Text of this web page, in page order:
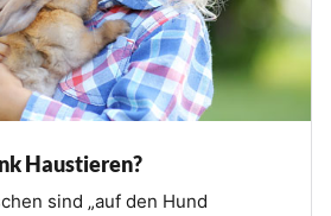
Haustieren?
sind „auf den Hund